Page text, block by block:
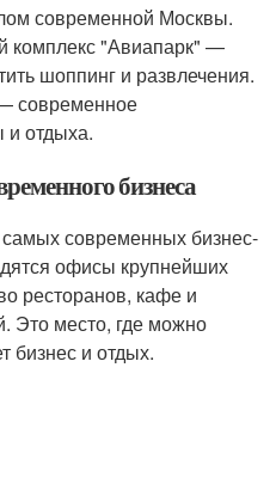
современной Москвы.
комплекс "Авиапарк" —
шоппинг и развлечения.
современное
и отдыха.
бизнеса
современных бизнес-
офисы крупнейших
ресторанов, кафе и
Это место, где можно
бизнес и отдых.